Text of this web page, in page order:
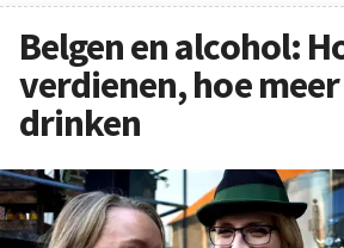
Belgen en alcohol:
verdienen, hoe
drinken